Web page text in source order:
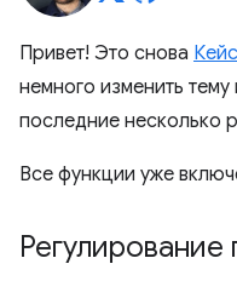
Привет! Это снова Кейс
немного изменить
последние несколько
Все функции уже